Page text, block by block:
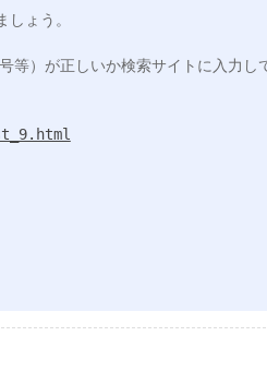
しょう。
等）が正しいか検索サイトに入力し